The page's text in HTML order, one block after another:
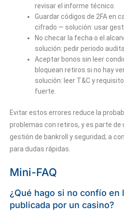
revisar el informe técnico.
Guardar códigos de 2FA en
cifrado — solución: usar
No checar la fecha o el
solución: pedir periodo
Aceptar bonos sin leer
bloquean retiros si no hay
solución: leer T&C y
fuerte.
Evitar estos errores reduce la
problemas con retiros, y es parte
gestión de bankroll y seguridad; a
para dudas rápidas.
Mini-FAQ
¿Qué hago si no confío en
publicada por un casino?